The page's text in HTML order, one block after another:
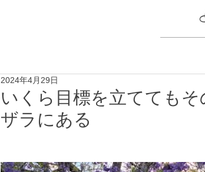
いくら目標を立てても
ザラにある
2024年4月29日